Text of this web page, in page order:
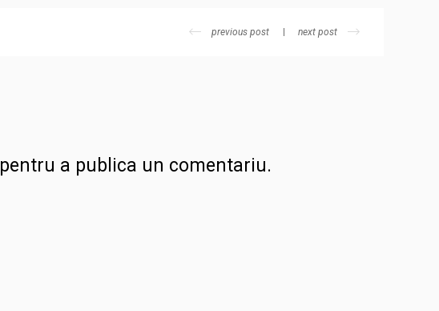
previous post next post
pentru a publica un comentariu.